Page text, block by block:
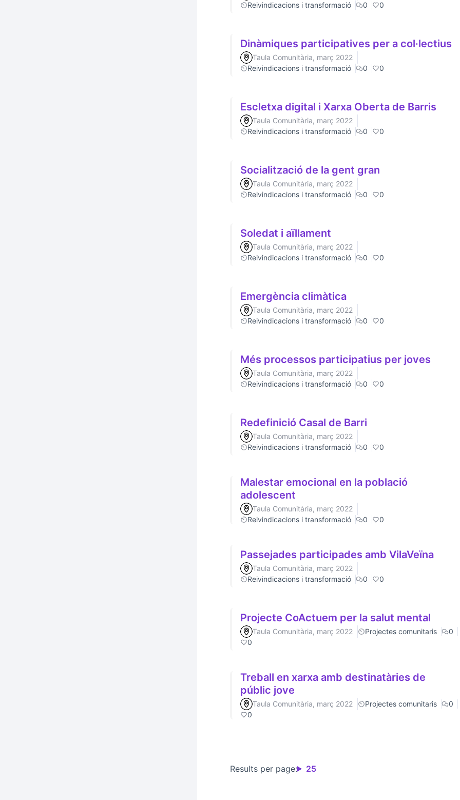
Reivindicacions i transformació
0 0
Dinàmiques participatives per a col·lectius
Taula Comunitària, març 2022
Reivindicacions i transformació
0 0
Escletxa digital i Xarxa Oberta de Barris
Taula Comunitària, març 2022
Reivindicacions i transformació
0 0
Socialització de la gent gran
Taula Comunitària, març 2022
Reivindicacions i transformació
0 0
Soledat i aïllament
Taula Comunitària, març 2022
Reivindicacions i transformació
0 0
Emergència climàtica
Taula Comunitària, març 2022
Reivindicacions i transformació
0 0
Més processos participatius per joves
Taula Comunitària, març 2022
Reivindicacions i transformació
0 0
Redefinició Casal de Barri
Taula Comunitària, març 2022
Reivindicacions i transformació
0 0
Malestar emocional en la població
adolescent
Taula Comunitària, març 2022
Reivindicacions i transformació
0 0
Passejades participades amb VilaVeïna
Taula Comunitària, març 2022
Reivindicacions i transformació
0 0
Projecte CoActuem per la salut mental
Taula Comunitària, març 2022 Projectes comunitaris
0
0
Treball en xarxa amb destinatàries de
públic jove
Taula Comunitària, març 2022 Projectes comunitaris
0
0
Results per page: 25